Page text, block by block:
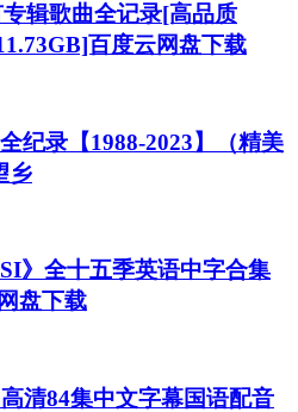
辑歌曲全记录[高品质
百度云网盘下载
纪录【1988-2023】（精美
乡
》全十五季英语中字合集
盘下载
清84集中文字幕国语配音